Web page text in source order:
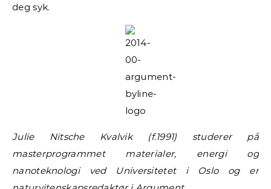
deg syk.
Julie Nitsche Kvalvik (f.1991) studerer på
masterprogrammet materialer, energi og
nanoteknologi ved Universitetet i Oslo og er